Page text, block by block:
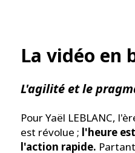
La vidéo en
L'agilité et le
Pour Yaël LEBLANC,
est révolue ; l'heure
l'action rapide.